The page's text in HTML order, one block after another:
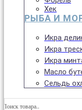
Хек
РЫБА И
Икра
Икра
Икра
Масло
Сельдь